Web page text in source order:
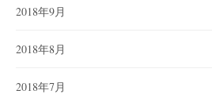
2018年9月
2018年8月
2018年7月